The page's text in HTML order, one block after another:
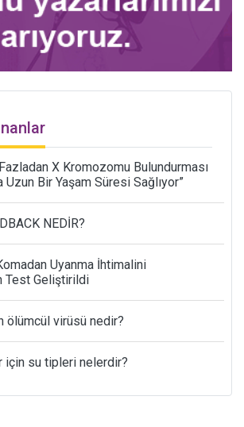
Fazladan X Kromozomu Bulundurması
Uzun Bir Yaşam Süresi Sağlıyor”
NEDİR?
Uyanma İhtimalini
Test Geliştirildi
ölümcül virüsü nedir?
için su tipleri nelerdir?